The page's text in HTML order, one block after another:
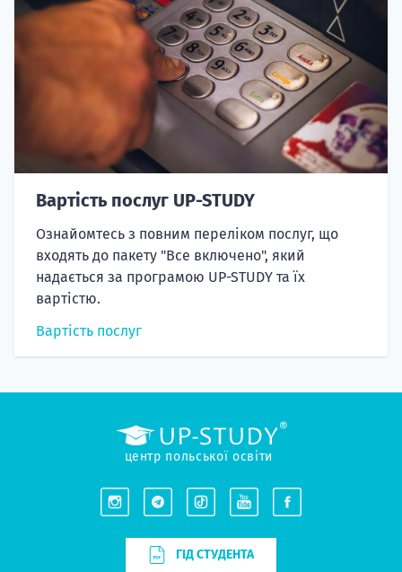
Вартість послуг UP-STUDY
Ознайомтесь з повним переліком послуг, що
входять до пакету "Все включено", який
надається за програмою UP-STUDY та їх
вартістю.
Вартість послуг
центр польської освіти
ГІД СТУДЕНТА